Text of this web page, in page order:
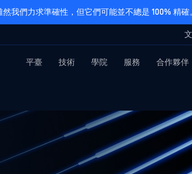
我們力求準確性，但它們可能並不總是 100% 精確
平臺 技術 學院 服務 合作夥伴